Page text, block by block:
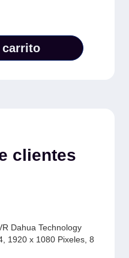
carrito
clientes
Dahua Technology
1920 x 1080 Pixeles, 8